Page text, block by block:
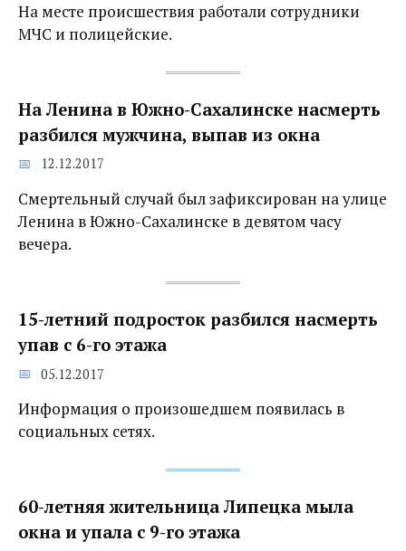
На месте происшествия работали сотрудники
МЧС и полицейские.
На Ленина в Южно-Сахалинске насмерть
разбился мужчина, выпав из окна
12.12.2017
Смертельный случай был зафиксирован на улице
Ленина в Южно-Сахалинске в девятом часу
вечера.
15-летний подросток разбился насмерть
упав с 6-го этажа
05.12.2017
Информация о произошедшем появилась в
социальных сетях.
60-летняя жительница Липецка мыла
окна и упала с 9-го этажа